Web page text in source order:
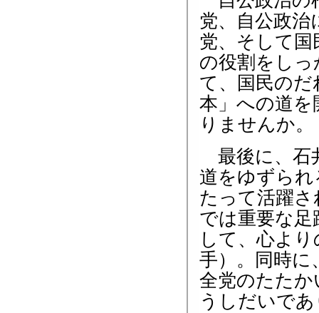
党、自公政
党、そして
の役割をし
て、国民の
本」への道
りませんか。
最後に、石
道をゆずら
たって活躍
では重要な
して、心よ
手）。同時に
全党のたた
うしだいで